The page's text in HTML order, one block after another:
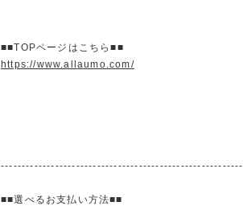
■■TOPページはこちら■■
https://www.allaumo.com/
----------------------------------------------------------
■■選べるお支払い方法■■